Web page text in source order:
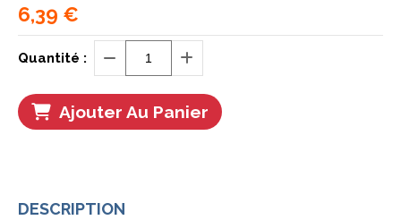
6,39 €
Quantité :
Ajouter Au Panier
DESCRIPTION